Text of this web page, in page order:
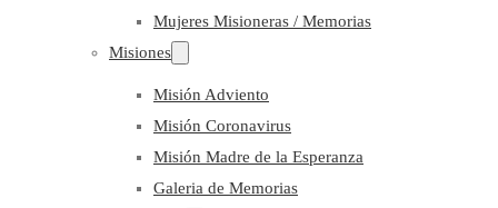
Mujeres Misioneras / Memorias
Misiones
Misión Adviento
Misión Coronavirus
Misión Madre de la Esperanza
Galeria de Memorias